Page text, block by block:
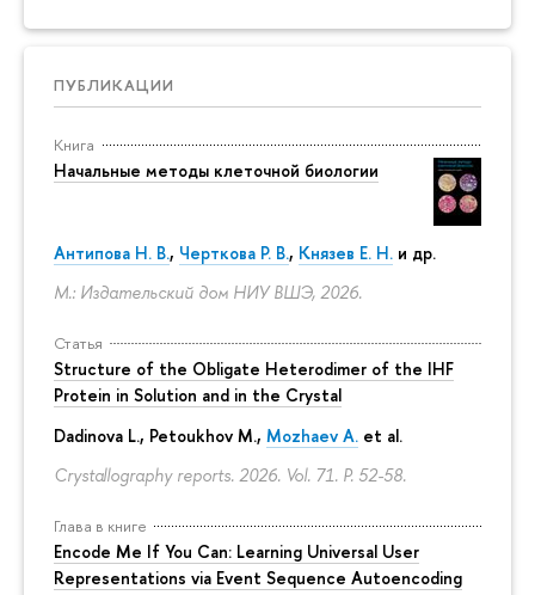
ПУБЛИКАЦИИ
Книга
Начальные методы клеточной биологии
Антипова Н. В., Черткова Р. В., Князев Е. Н. и др.
М.: Издательский дом НИУ ВШЭ, 2026.
Статья
Structure of the Obligate Heterodimer of the IHF
Protein in Solution and in the Crystal
Dadinova L., Petoukhov M., Mozhaev A. et al.
Crystallography reports. 2026. Vol. 71. P. 52-58.
Глава в книге
Encode Me If You Can: Learning Universal User
Representations via Event Sequence Autoencoding